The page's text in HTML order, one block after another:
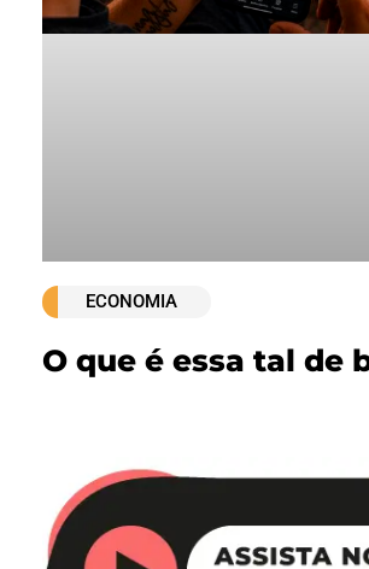
ECONOMIA
O que é essa tal de